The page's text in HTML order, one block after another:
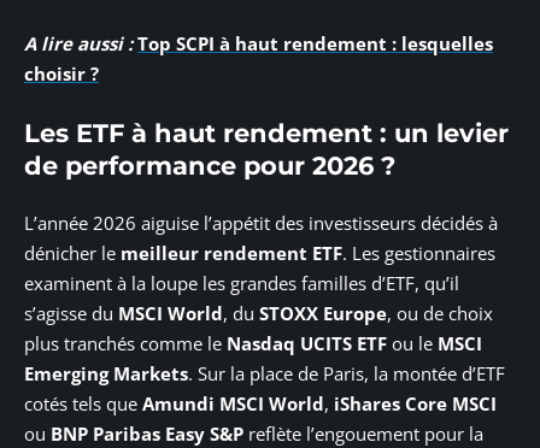
A lire aussi : Top SCPI à haut rendement : lesquelles
choisir ?
Les ETF à haut rendement : un levier
de performance pour 2026 ?
L’année 2026 aiguise l’appétit des investisseurs décidés à
dénicher le meilleur rendement ETF. Les gestionnaires
examinent à la loupe les grandes familles d’ETF, qu’il
s’agisse du MSCI World, du STOXX Europe, ou de choix
plus tranchés comme le Nasdaq UCITS ETF ou le MSCI
Emerging Markets. Sur la place de Paris, la montée d’ETF
cotés tels que Amundi MSCI World, iShares Core MSCI
ou BNP Paribas Easy S&P reflète l’engouement pour la